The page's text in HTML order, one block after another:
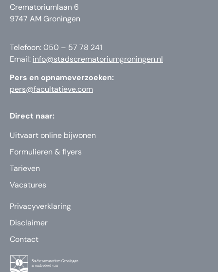
Crematoriumlaan 6
9747 AM Groningen
Telefoon: 050 – 57 78 241
Email: info@stadscrematoriumgroningen.nl
Pers en opnameverzoeken:
pers@facultatieve.com
Direct naar:
Uitvaart online bijwonen
Formulieren & flyers
Tarieven
Vacatures
Privacyverklaring
Disclaimer
Contact